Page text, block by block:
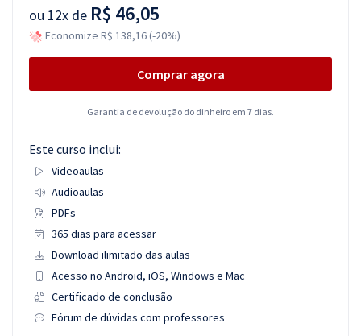
ou 12x de R$ 46,05
Economize R$ 138,16 (-20%)
Comprar agora
Garantia de devolução do dinheiro em 7 dias.
Este curso inclui:
Videoaulas
Audioaulas
PDFs
365 dias para acessar
Download ilimitado das aulas
Acesso no Android, iOS, Windows e Mac
Certificado de conclusão
Fórum de dúvidas com professores